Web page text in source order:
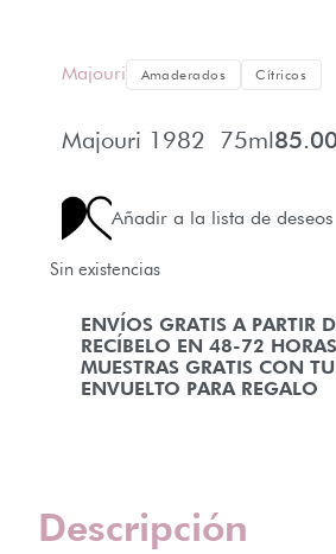
Majouri Amaderados Cítricos
Majouri 1982 75ml
Añadir a la lista de deseos
ENVÍOS GRATIS A PARTIR
RECÍBELO EN 48-72 HORAS
MUESTRAS GRATIS CON
ENVUELTO PARA REGALO
Sin existencias
Descripción